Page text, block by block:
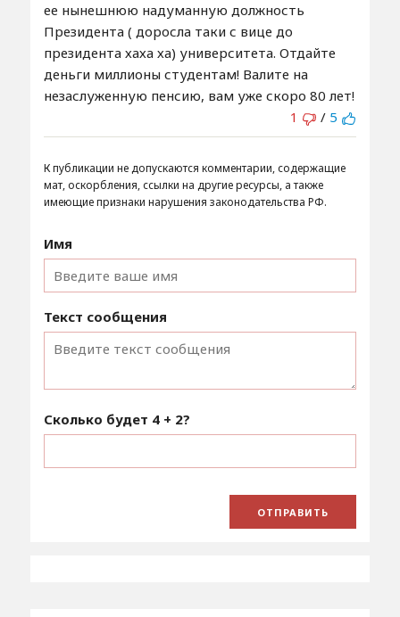
ее нынешнюю надуманную должность
Президента ( доросла таки с вице до
президента хаха ха) университета. Отдайте
деньги миллионы студентам! Валите на
незаслуженную пенсию, вам уже скоро 80 лет!
1
/ 5
К публикации не допускаются комментарии, содержащие
мат, оскорбления, ссылки на другие ресурсы, а также
имеющие признаки нарушения законодательства РФ.
Имя
Текст сообщения
Сколько будет 4 + 2?